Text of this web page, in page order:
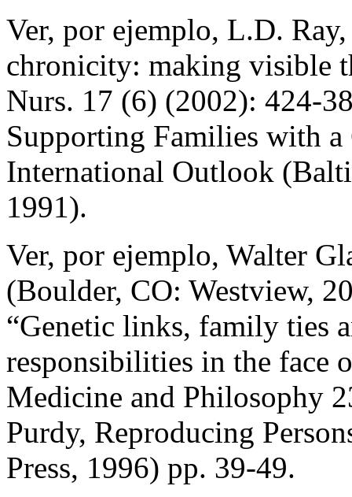
Ver, por ejemplo, L.D.
chronicity: making visible
Nurs. 17 (6) (2002): 424-
Supporting Families with
International Outlook
1991).
Ver, por ejemplo, Walter
(Boulder, CO: Westview,
“Genetic links, family ties
responsibilities in the face
Medicine and Philosophy
Purdy, Reproducing
Press, 1996) pp. 39-49.